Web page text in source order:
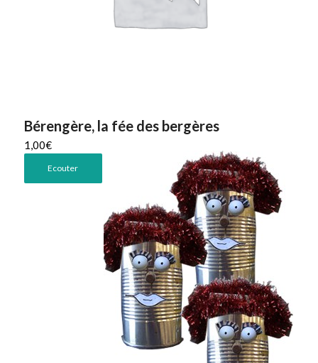
Bérengère, la fée des bergères
1,00€
Ecouter